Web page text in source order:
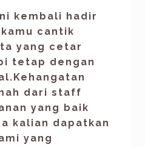
kembali hadir
cantik
yang cetar
tetap dengan
dari staff
yang baik
kalian dapatkan
yang